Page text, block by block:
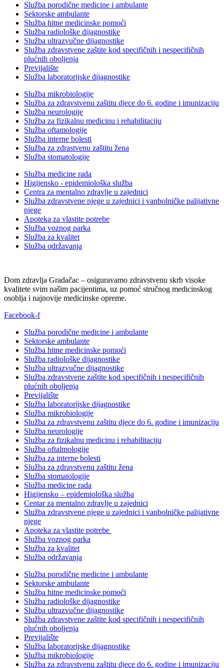
Služba porodične medicine i ambulante
Sektorske ambulante
Služba hitne medicinske pomoći
Služba radiološke dijagnostike
Služba ultrazvučne dijagnostike
Služba zdravstvene zaštite kod specifičnih i nespecifičnih
plućnih oboljenja
Previjalište
Služba laboratorijske dijagnostike
Služba mikrobiologije
Služba za zdravstvenu zaštitu djece do 6. godine i imunizaciju
Služba neurologije
Služba za fizikalnu medicinu i rehabilitaciju
Služba oftamologije
Služba interne bolesti
Služba za zdrastvenu zaštitu žena
Služba stomatologije
Služba medicine rada
Higijensko - epidemiološka služba
Centra za mentalno zdravlje u zajednici
Služba zdravstvene njege u zajednici i vanbolničke palijativne
njege
Apoteka za vlastite potrebe
Služba voznog parka
Služba za kvalitet
Služba održavanja
Dom zdravlja Gradačac – osiguravamo zdravstvenu skrb visoke
kvalitete svim našim pacijentima, uz pomoć stručnog medicinskog
osoblja i najnovije medicinske opreme.
Facebook-f
Služba porodične medicine i ambulante
Sektorske ambulante
Služba hitne medicinske pomoći
Služba radiološke dijagnostike
Služba ultrazvučne dijagnostike
Služba zdravstvene zaštite kod specifičnih i nespecifičnih
plućnih oboljenja
Previjalište
Služba laboratorijske dijagnostike
Služba mikrobiologije
Služba za zdravstvenu zaštitu djece do 6. godine i imunizaciju
Služba neurologije
Služba za fizikalnu medicinu i rehabilitaciju
Služba oftalmologije
Služba za interne bolesti
Služba za zdravstvenu zaštitu žena
Služba stomatologije
Služba medicine rada
Higijensko – epidemiološka služba
Centar za mentalno zdravlje u zajednici
Služba zdravstvene njege u zajednici i vanbolničke palijativne
njege
Apoteka za vlastite potrebe
Služba voznog parka
Služba za kvalitet
Služba održavanja
Služba porodične medicine i ambulante
Sektorske ambulante
Služba hitne medicinske pomoći
Služba radiološke dijagnostike
Služba ultrazvučne dijagnostike
Služba zdravstvene zaštite kod specifičnih i nespecifičnih
plućnih oboljenja
Previjalište
Služba laboratorijske dijagnostike
Služba mikrobiologije
Služba za zdravstvenu zaštitu djece do 6. godine i imunizaciju